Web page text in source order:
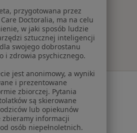
Najpopularniejsze
Serwis
Regulamin
pacjentów
profesjonalistów
przygotowana przez
Care Doctoralia, ma na celu
w jaki sposób ludzie
sztucznej inteligencji
swojego dobrostanu
i zdrowia psychicznego.
jest anonimowy, a wyniki
i prezentowane
zbiorczej. Pytania
są skierowane
lub opiekunów
zbieramy informacji
osób niepełnoletnich.